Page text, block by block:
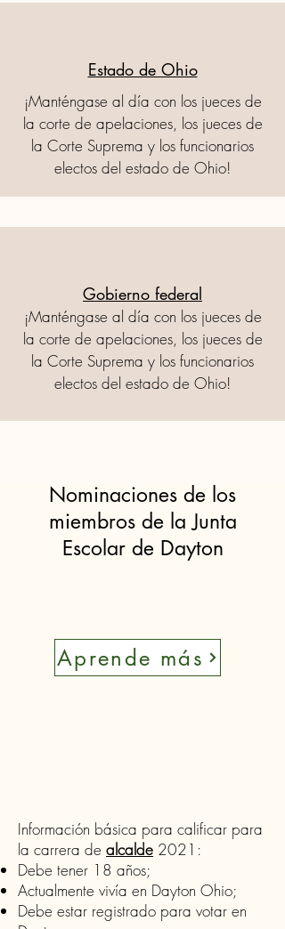
Estado de Ohio
¡Manténgase al día con los jueces de
la corte de apelaciones, los jueces de
la Corte Suprema y los funcionarios
electos del estado de Ohio!
Gobierno federal
¡Manténgase al día con los jueces de
la corte de apelaciones, los jueces de
la Corte Suprema y los funcionarios
electos del estado de Ohio!
Nominaciones de los
miembros de la Junta
Escolar de Dayton
Aprende más
Información básica para calificar para
la carrera de alcalde 2021:
Debe tener 18 años;
Actualmente vivía en Dayton Ohio;
Debe estar registrado para votar en